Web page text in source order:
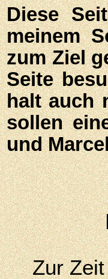
Diese
meinem
zum Ziel
Seite
halt auch
sollen
und
Zur Zeit